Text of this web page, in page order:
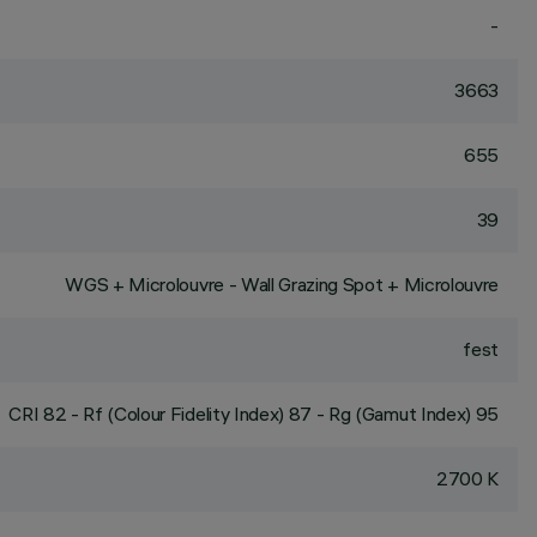
-
3663
655
39
WGS + Microlouvre - Wall Grazing Spot + Microlouvre
fest
CRI 82 - Rf (Colour Fidelity Index) 87 - Rg (Gamut Index) 95
2700 K